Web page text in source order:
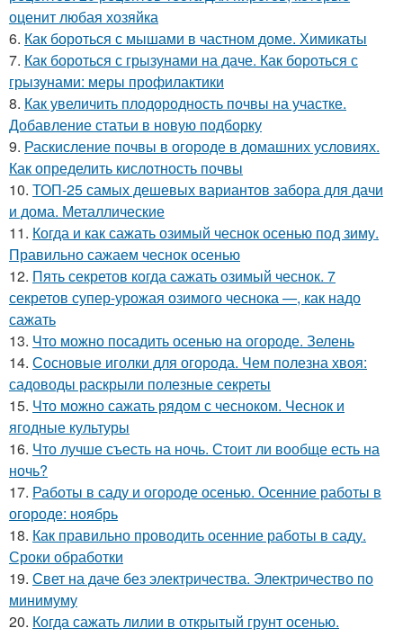
оценит любая хозяйка
6. Как бороться с мышами в частном доме. Химикаты
7. Как бороться с грызунами на даче. Как бороться с
грызунами: меры профилактики
8. Как увеличить плодородность почвы на участке.
Добавление статьи в новую подборку
9. Раскисление почвы в огороде в домашних условиях.
Как определить кислотность почвы
10. ТОП-25 самых дешевых вариантов забора для дачи
и дома. Металлические
11. Когда и как сажать озимый чеснок осенью под зиму.
Правильно сажаем чеснок осенью
12. Пять секретов когда сажать озимый чеснок. 7
секретов супер-урожая озимого чеснока —, как надо
сажать
13. Что можно посадить осенью на огороде. Зелень
14. Сосновые иголки для огорода. Чем полезна хвоя:
садоводы раскрыли полезные секреты
15. Что можно сажать рядом с чесноком. Чеснок и
ягодные культуры
16. Что лучше съесть на ночь. Стоит ли вообще есть на
ночь?
17. Работы в саду и огороде осенью. Осенние работы в
огороде: ноябрь
18. Как правильно проводить осенние работы в саду.
Сроки обработки
19. Свет на даче без электричества. Электричество по
минимуму
20. Когда сажать лилии в открытый грунт осенью.